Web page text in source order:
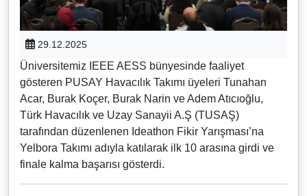
29.12.2025
Üniversitemiz IEEE AESS bünyesinde faaliyet
gösteren PUSAY Havacılık Takımı üyeleri Tunahan
Acar, Burak Koçer, Burak Narin ve Adem Atıcıoğlu,
Türk Havacılık ve Uzay Sanayii A.Ş (TUSAŞ)
tarafından düzenlenen Ideathon Fikir Yarışması’na
Yelbora Takımı adıyla katılarak ilk 10 arasına girdi ve
finale kalma başarısı gösterdi.